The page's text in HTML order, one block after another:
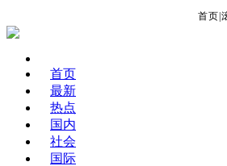
首页
首页
最新
热点
国内
社会
国际